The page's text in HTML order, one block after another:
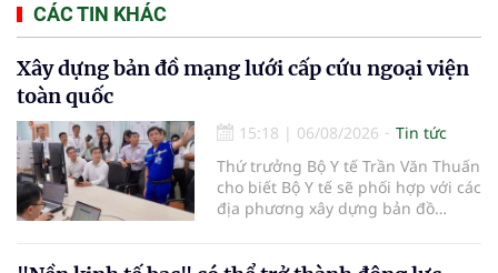
CÁC TIN KHÁC
Xây dựng bản đồ mạng lưới cấp cứu ngoại viện
toàn quốc
15:18 | 06/08/2026
Tin tức
Thứ trưởng Bộ Y tế Trần Văn Thuấn
cho biết Bộ Y tế sẽ phối hợp với các
địa phương xây dựng bản đồ